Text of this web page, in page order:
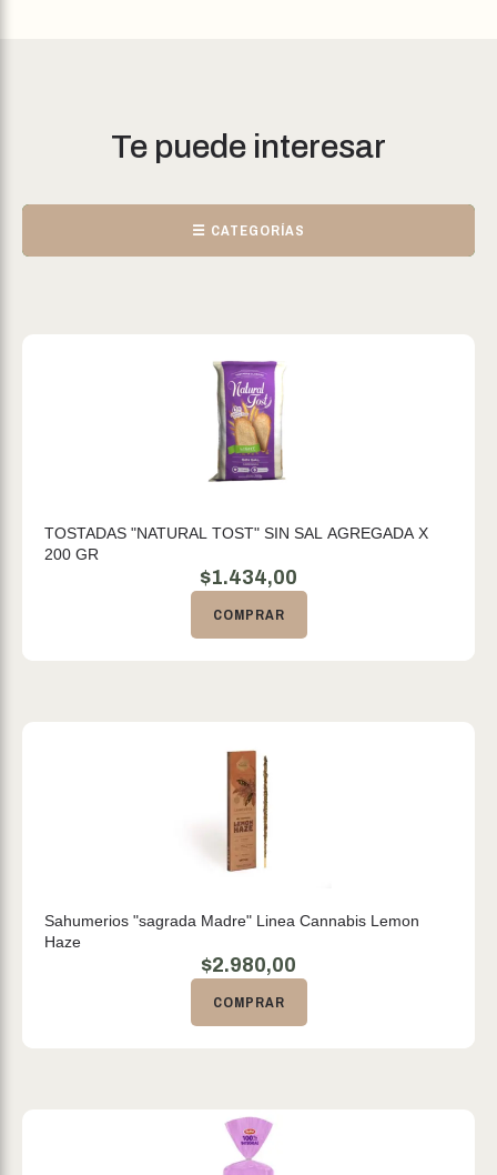
Te puede interesar
☰ CATEGORÍAS
TOSTADAS "NATURAL TOST" SIN SAL AGREGADA X
200 GR
$1.434,00
COMPRAR
Sahumerios "sagrada Madre" Linea Cannabis Lemon
Haze
$2.980,00
COMPRAR